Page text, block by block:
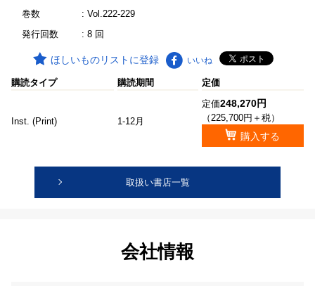
巻数
: Vol.222-229
発行回数
: 8 回
ほしいものリストに登録 いいね
購読タイプ 購読期間 定価
Inst. (Print) 1-12月
定価248,270円
（225,700円＋税）
購入する
取扱い書店一覧
会社情報